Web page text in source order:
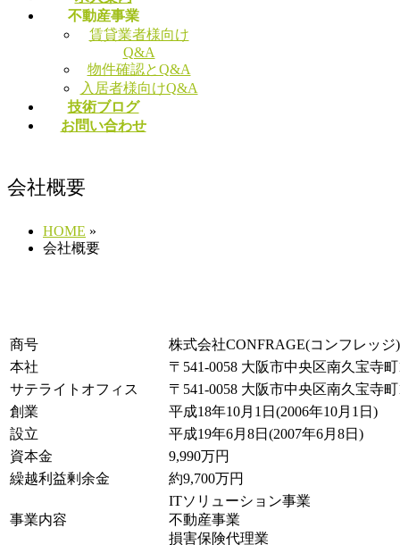
不動産事業
賃貸業者様向け
Q&A
物件確認とQ&A
入居者様向けQ&A
技術ブログ
お問い合わせ
会社概要
HOME »
会社概要
商号
株式会社CONFRAGE(コンフレッジ)
本社
〒541-0058 大阪市中央区南久宝寺
サテライトオフィス
〒541-0058 大阪市中央区南久宝寺
創業
平成18年10月1日(2006年10月1日)
設立
平成19年6月8日(2007年6月8日)
資本金
9,990万円
繰越利益剰余金
約9,700万円
事業内容
ITソリューション事業
不動産事業
損害保険代理業